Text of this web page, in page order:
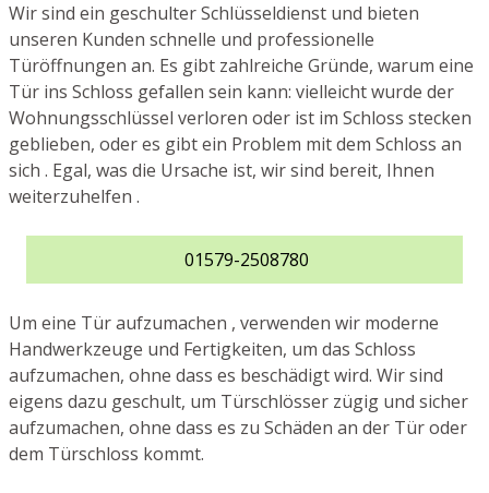
Wir sind ein geschulter Schlüsseldienst und bieten
unseren Kunden schnelle und professionelle
Türöffnungen an. Es gibt zahlreiche Gründe, warum eine
Tür ins Schloss gefallen sein kann: vielleicht wurde der
Wohnungsschlüssel verloren oder ist im Schloss stecken
geblieben, oder es gibt ein Problem mit dem Schloss an
sich . Egal, was die Ursache ist, wir sind bereit, Ihnen
weiterzuhelfen .
01579-2508780
Um eine Tür aufzumachen , verwenden wir moderne
Handwerkzeuge und Fertigkeiten, um das Schloss
aufzumachen, ohne dass es beschädigt wird. Wir sind
eigens dazu geschult, um Türschlösser zügig und sicher
aufzumachen, ohne dass es zu Schäden an der Tür oder
dem Türschloss kommt.